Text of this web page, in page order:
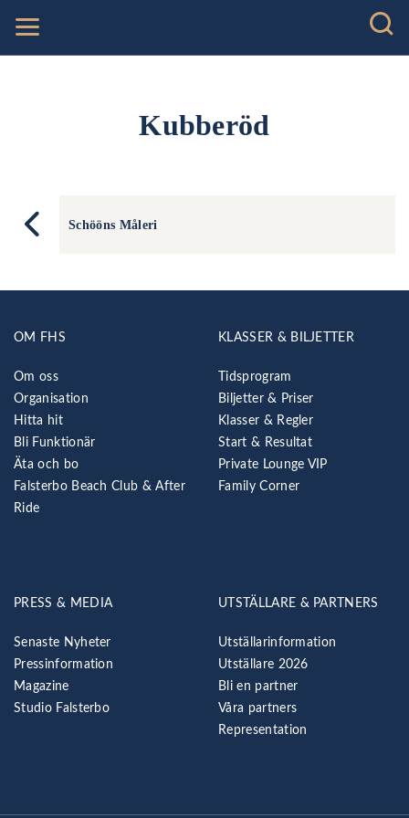
Kubberöd
Schööns Måleri
OM FHS
Om oss
Organisation
Hitta hit
Bli Funktionär
Äta och bo
Falsterbo Beach Club & After
Ride
KLASSER & BILJETTER
Tidsprogram
Biljetter & Priser
Klasser & Regler
Start & Resultat
Private Lounge VIP
Family Corner
PRESS & MEDIA
Senaste Nyheter
Pressinformation
Magazine
Studio Falsterbo
UTSTÄLLARE & PARTNERS
Utställarinformation
Utställare 2026
Bli en partner
Våra partners
Representation